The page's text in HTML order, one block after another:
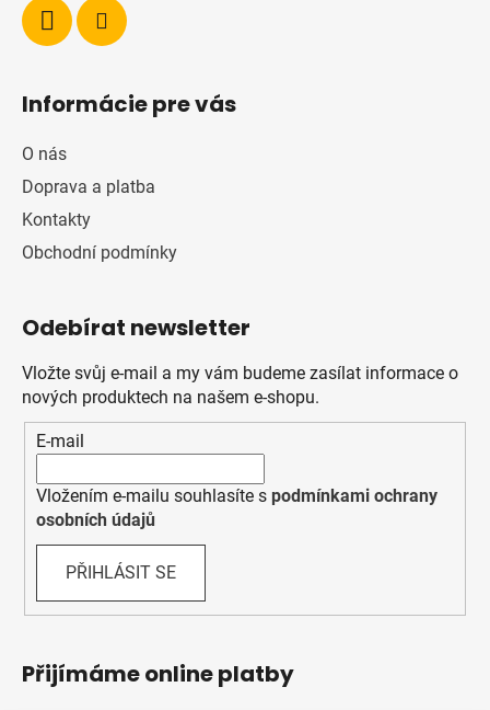
Informácie pre vás
O nás
Doprava a platba
Kontakty
Obchodní podmínky
Odebírat newsletter
Vložte svůj e-mail a my vám budeme zasílat informace o
nových produktech na našem e-shopu.
E-mail
Vložením e-mailu souhlasíte s podmínkami ochrany
osobních údajů
PŘIHLÁSIT SE
Přijímáme online platby